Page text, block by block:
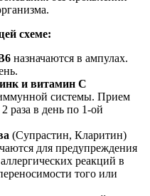
схеме:
назначаются в ампулах.
и витамин С
системы. Прием
раза в день по 1-ой
(Супрастин, Кларитин)
для предупреждения
реакций в
того или